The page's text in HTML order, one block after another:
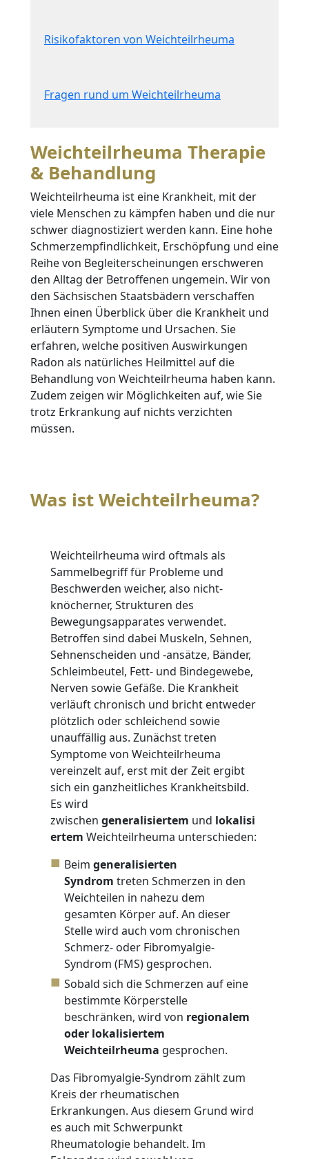
Risikofaktoren von Weichteilrheuma
Fragen rund um Weichteilrheuma
Weichteilrheuma Therapie
& Behandlung
Weichteilrheuma ist eine Krankheit, mit der
viele Menschen zu kämpfen haben und die nur
schwer diagnostiziert werden kann. Eine hohe
Schmerzempfindlichkeit, Erschöpfung und eine
Reihe von Begleiterscheinungen erschweren
den Alltag der Betroffenen ungemein. Wir von
den Sächsischen Staatsbädern verschaffen
Ihnen einen Überblick über die Krankheit und
erläutern Symptome und Ursachen. Sie
erfahren, welche positiven Auswirkungen
Radon als natürliches Heilmittel auf die
Behandlung von Weichteilrheuma haben kann.
Zudem zeigen wir Möglichkeiten auf, wie Sie
trotz Erkrankung auf nichts verzichten
müssen.
Was ist Weichteilrheuma?
Weichteilrheuma wird oftmals als
Sammelbegriff für Probleme und
Beschwerden weicher, also nicht-
knöcherner, Strukturen des
Bewegungsapparates verwendet.
Betroffen sind dabei Muskeln, Sehnen,
Sehnenscheiden und -ansätze, Bänder,
Schleimbeutel, Fett- und Bindegewebe,
Nerven sowie Gefäße. Die Krankheit
verläuft chronisch und bricht entweder
plötzlich oder schleichend sowie
unauffällig aus. Zunächst treten
Symptome von Weichteilrheuma
vereinzelt auf, erst mit der Zeit ergibt
sich ein ganzheitliches Krankheitsbild.
Es wird
zwischen generalisiertem und lokalisi
ertem Weichteilrheuma unterschieden:
Beim generalisierten
Syndrom treten Schmerzen in den
Weichteilen in nahezu dem
gesamten Körper auf. An dieser
Stelle wird auch vom chronischen
Schmerz- oder Fibromyalgie-
Syndrom (FMS) gesprochen.
Sobald sich die Schmerzen auf eine
bestimmte Körperstelle
beschränken, wird von regionalem
oder lokalisiertem
Weichteilrheuma gesprochen.
Das Fibromyalgie-Syndrom zählt zum
Kreis der rheumatischen
Erkrankungen. Aus diesem Grund wird
es auch mit Schwerpunkt
Rheumatologie behandelt. Im